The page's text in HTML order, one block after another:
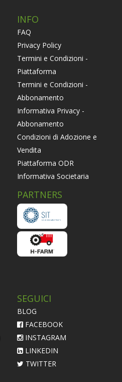
INFO
FAQ
Privacy Policy
Termini e Condizioni -
Piattaforma
Termini e Condizioni -
Abbonamento
Informativa Privacy -
Abbonamento
Condizioni di Adozione e
Vendita
Piattaforma ODR
Informativa Societaria
PARTNERS
SEGUICI
BLOG
FACEBOOK
INSTAGRAM
LINKEDIN
TWITTER